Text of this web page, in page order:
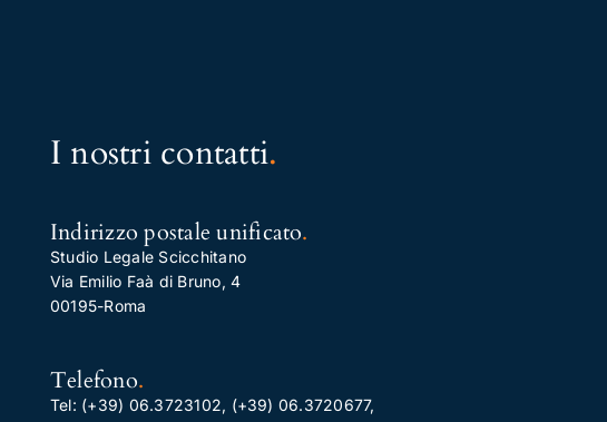
I nostri contatti.
Indirizzo postale unificato.
Studio Legale Scicchitano
Via Emilio Faà di Bruno, 4
00195-Roma
Telefono.
Tel: (+39) 06.3723102, (+39) 06.3720677,